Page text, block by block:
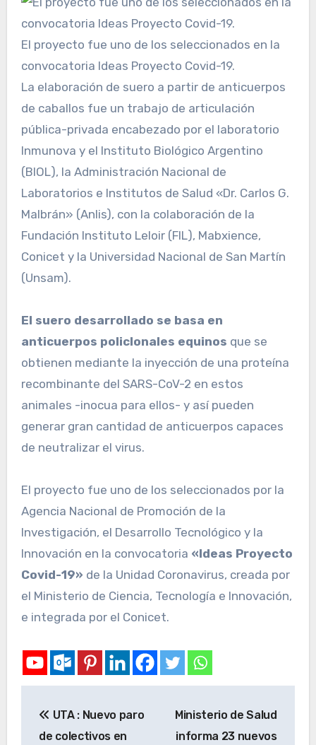
El proyecto fue uno de los seleccionados en la
convocatoria Ideas Proyecto Covid-19.
La elaboración de suero a partir de anticuerpos
de caballos fue un trabajo de articulación
pública-privada encabezado por el laboratorio
Inmunova y el Instituto Biológico Argentino
(BIOL), la Administración Nacional de
Laboratorios e Institutos de Salud «Dr. Carlos G.
Malbrán» (Anlis), con la colaboración de la
Fundación Instituto Leloir (FIL), Mabxience,
Conicet y la Universidad Nacional de San Martín
(Unsam).
El suero desarrollado se basa en
anticuerpos policlonales equinos que se
obtienen mediante la inyección de una proteína
recombinante del SARS-CoV-2 en estos
animales -inocua para ellos- y así pueden
generar gran cantidad de anticuerpos capaces
de neutralizar el virus.
El proyecto fue uno de los seleccionados por la
Agencia Nacional de Promoción de la
Investigación, el Desarrollo Tecnológico y la
Innovación en la convocatoria «Ideas Proyecto
Covid-19» de la Unidad Coronavirus, creada por
el Ministerio de Ciencia, Tecnología e Innovación,
e integrada por el Conicet.
UTA : Nuevo paro
de colectivos en
Ministerio de Salud
informa 23 nuevos